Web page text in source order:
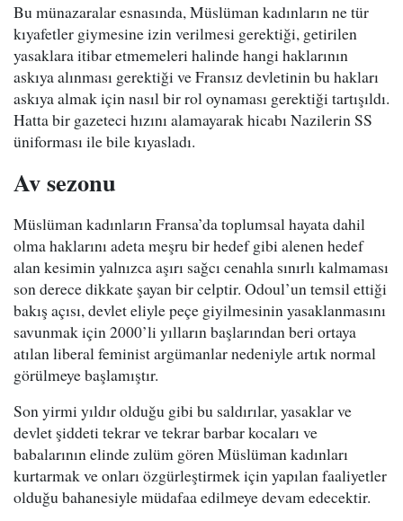
Bu münazaralar esnasında, Müslüman kadınların ne tür
kıyafetler giymesine izin verilmesi gerektiği, getirilen
yasaklara itibar etmemeleri halinde hangi haklarının
askıya alınması gerektiği ve Fransız devletinin bu hakları
askıya almak için nasıl bir rol oynaması gerektiği tartışıldı.
Hatta bir gazeteci hızını alamayarak hicabı Nazilerin SS
üniforması ile bile kıyasladı.
Av sezonu
Müslüman kadınların Fransa’da toplumsal hayata dahil
olma haklarını adeta meşru bir hedef gibi alenen hedef
alan kesimin yalnızca aşırı sağcı cenahla sınırlı kalmaması
son derece dikkate şayan bir celptir. Odoul’un temsil ettiği
bakış açısı, devlet eliyle peçe giyilmesinin yasaklanmasını
savunmak için 2000’li yılların başlarından beri ortaya
atılan liberal feminist argümanlar nedeniyle artık normal
görülmeye başlamıştır.
Son yirmi yıldır olduğu gibi bu saldırılar, yasaklar ve
devlet şiddeti tekrar ve tekrar barbar kocaları ve
babalarının elinde zulüm gören Müslüman kadınları
kurtarmak ve onları özgürleştirmek için yapılan faaliyetler
olduğu bahanesiyle müdafaa edilmeye devam edecektir.